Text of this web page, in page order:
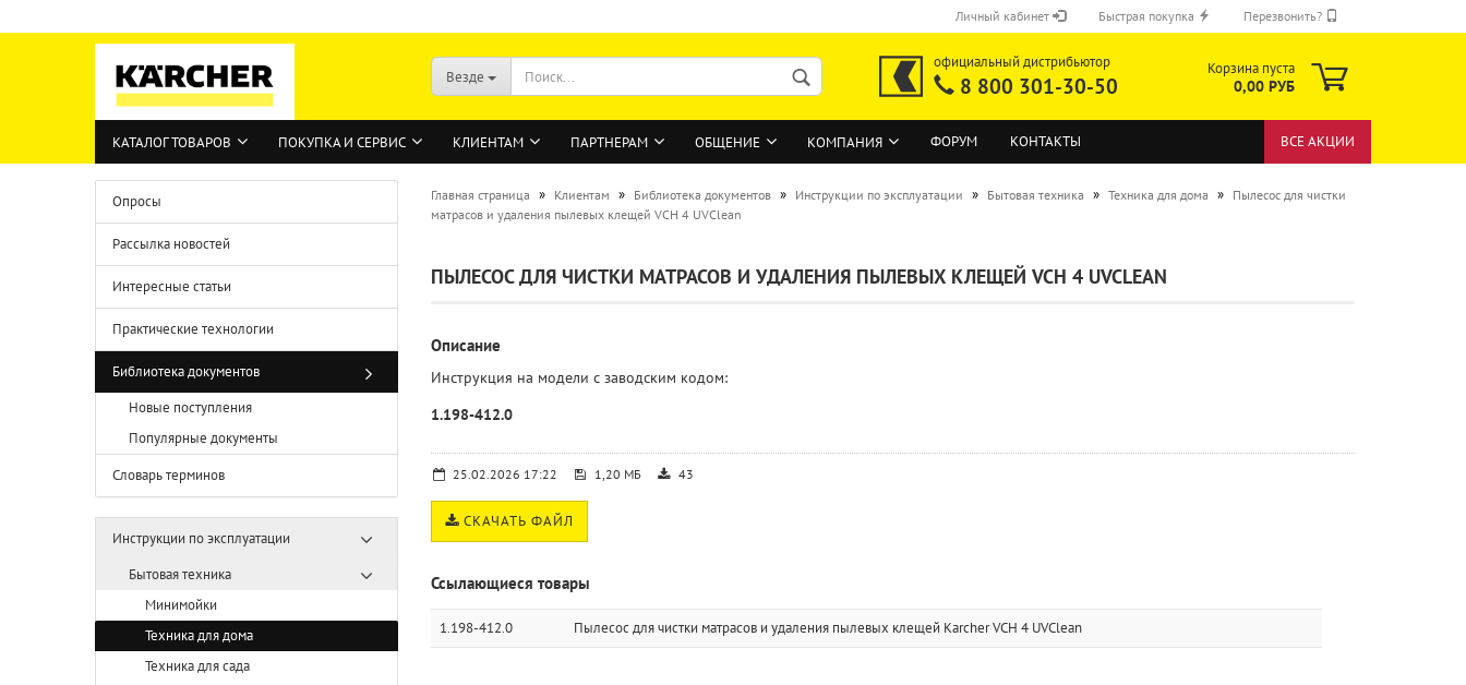
Личный кабинет Быстрая покупка Перезвонить?
Везде
официальный дистрибьютор
8 800 301-30-50
Корзина пуста
0,00 РУБ
КАТАЛОГ ТОВАРОВ ПОКУПКА И СЕРВИС КЛИЕНТАМ ПАРТНЕРАМ ОБЩЕНИЕ КОМПАНИЯ ФОРУМ КОНТАКТЫ ВСЕ АКЦИИ
Главная страница » Клиентам » Библиотека документов » Инструкции по эксплуатации » Бытовая техника » Техника для дома » Пылесос для чистки
матрасов и удаления пылевых клещей VCH 4 UVClean
ПЫЛЕСОС ДЛЯ ЧИСТКИ МАТРАСОВ И УДАЛЕНИЯ ПЫЛЕВЫХ КЛЕЩЕЙ VCH 4 UVCLEAN
Описание
Инструкция на модели с заводским кодом:
1.198-412.0
25.02.2026 17:22 1,20 МБ 43
СКАЧАТЬ ФАЙЛ
Ссылающиеся товары
1.198-412.0 Пылесос для чистки матрасов и удаления пылевых клещей Karcher VCH 4 UVClean
Опросы
Рассылка новостей
Интересные статьи
Практические технологии
Библиотека документов
Новые поступления
Популярные документы
Словарь терминов
Инструкции по эксплуатации
Бытовая техника
Минимойки
Техника для дома
Техника для сада